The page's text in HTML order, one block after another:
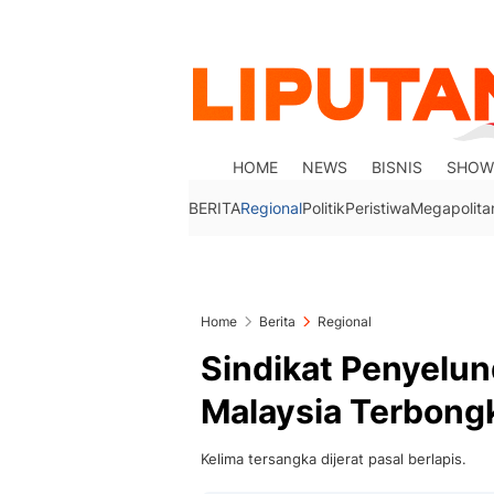
HOME NEWS BISNIS
BERITARegionalPolitikPeristiwa
Home Berita Regional
Sindikat
Malaysia
Kelima tersangka dijerat pasal berlapis.